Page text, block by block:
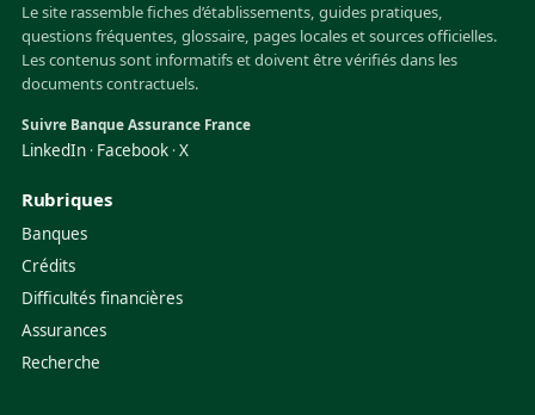
Le site rassemble fiches d’établissements, guides pratiques,
questions fréquentes, glossaire, pages locales et sources officielles.
Les contenus sont informatifs et doivent être vérifiés dans les
documents contractuels.
Suivre Banque Assurance France
LinkedIn · Facebook ·X
Rubriques
Banques
Crédits
Difficultés financières
Assurances
Recherche